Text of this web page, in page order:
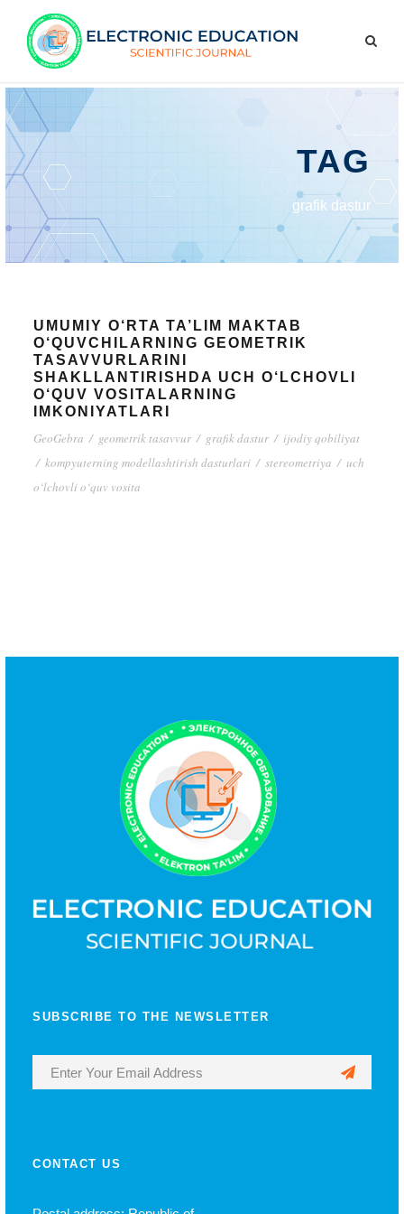
TAG
grafik dastur
UMUMIY O‘RTA TA’LIM MAKTAB
O‘QUVCHILARNING GEOMETRIK
TASAVVURLARINI
SHAKLLANTIRISHDA UCH O‘LCHOVLI
O‘QUV VOSITALARNING
IMKONIYATLARI
GeoGebra / geometrik tasavvur / grafik dastur / ijodiy qobiliyat
/ kompyuterning modellashtirish dasturlari / stereometriya / uch
o‘lchovli o‘quv vosita
SUBSCRIBE TO THE NEWSLETTER
CONTACT US